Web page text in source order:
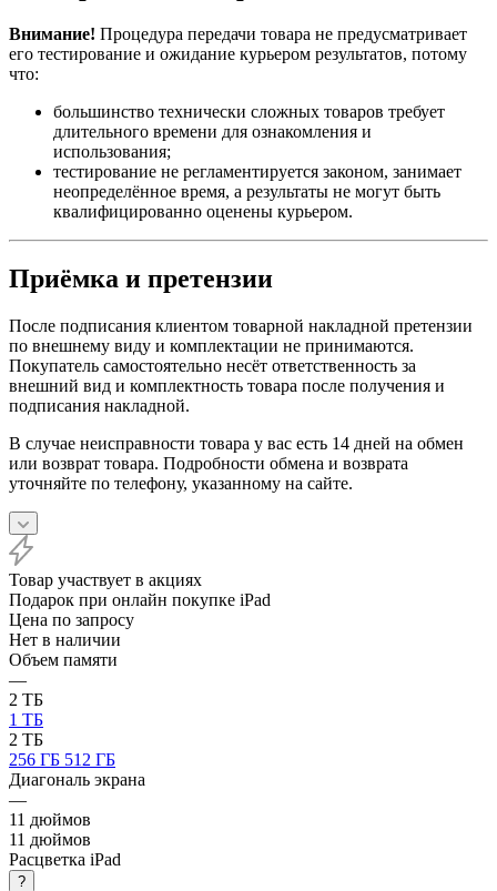
Внимание! Процедура передачи товара не предусматривает
его тестирование и ожидание курьером результатов, потому
что:
большинство технически сложных товаров требует
длительного времени для ознакомления и
использования;
тестирование не регламентируется законом, занимает
неопределённое время, а результаты не могут быть
квалифицированно оценены курьером.
Приёмка и претензии
После подписания клиентом товарной накладной претензии
по внешнему виду и комплектации не принимаются.
Покупатель самостоятельно несёт ответственность за
внешний вид и комплектность товара после получения и
подписания накладной.
В случае неисправности товара у вас есть 14 дней на обмен
или возврат товара. Подробности обмена и возврата
уточняйте по телефону, указанному на сайте.
Товар участвует в акциях
Подарок при онлайн покупке iPad
Цена по запросу
Нет в наличии
Объем памяти
—
2 ТБ
1 ТБ
2 ТБ
256 ГБ 512 ГБ
Диагональ экрана
—
11 дюймов
11 дюймов
Расцветка iPad
?